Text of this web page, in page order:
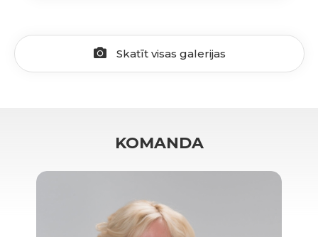
Skatīt visas galerijas
KOMANDA